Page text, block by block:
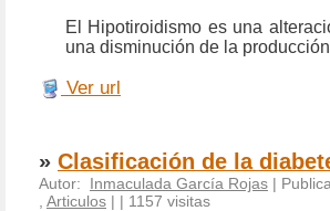
El Hipotiroidismo es una
una disminución de la
Ver url
» Clasificación de la
Autor: Inmaculada García Rojas |
Articulos | | 1157 visitas